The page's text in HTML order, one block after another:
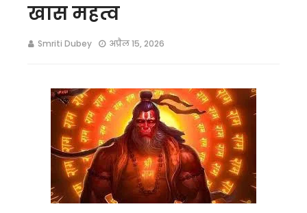
खास महत्व
Smriti Dubey अप्रैल 15, 2026